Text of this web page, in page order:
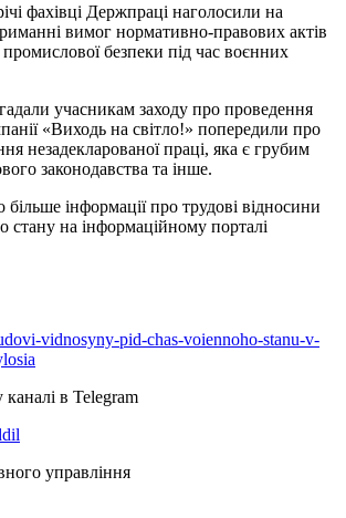
фахівці Держпраці наголосили на
вимог нормативно-правових актів
безпеки під час воєнних
учасникам заходу про проведення
«Виходь на світло!» попередили про
незадекларованої праці, яка є грубим
законодавства та інше.
інформації про трудові відносини
стану на інформаційному порталі
vidnosyny-pid-chas-voiennoho-stanu-v-
в Telegram
управління